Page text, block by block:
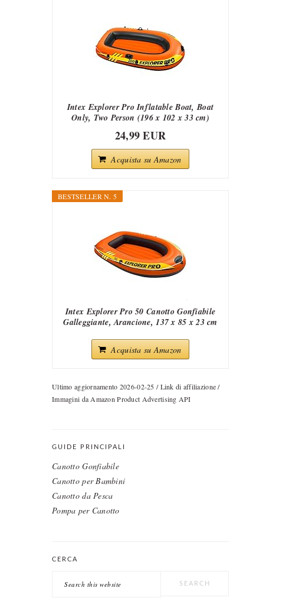
Intex Explorer Pro Inflatable Boat, Boat
Only, Two Person (196 x 102 x 33 cm)
24,99 EUR
Acquista su Amazon
BESTSELLER N. 5
Intex Explorer Pro 50 Canotto Gonfiabile
Galleggiante, Arancione, 137 x 85 x 23 cm
Acquista su Amazon
Ultimo aggiornamento 2026-02-25 / Link di affiliazione /
Immagini da Amazon Product Advertising API
GUIDE PRINCIPALI
Canotto Gonfiabile
Canotto per Bambini
Canotto da Pesca
Pompa per Canotto
CERCA